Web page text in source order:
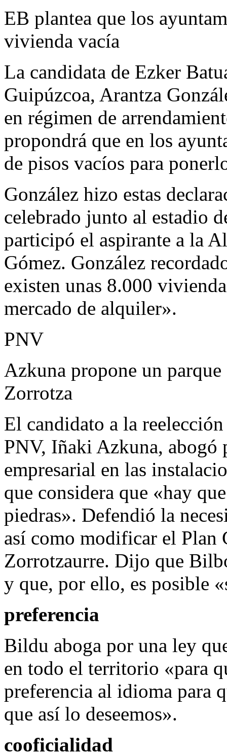
EB plantea que los
vivienda vacía
La candidata de Ezker
Guipúzcoa, Arantza
en régimen de
propondrá que en los
de pisos vacíos para
González hizo estas
celebrado junto al estadio
participó el aspirante a la
Gómez. González
existen unas 8.000
mercado de alquiler».
PNV
Azkuna propone un
Zorrotza
El candidato a la
PNV, Iñaki Azkuna, abogó
empresarial en las
que considera que «hay
piedras». Defendió la
así como modificar el Plan
Zorrotzaurre. Dijo que
y que, por ello, es posible
preferencia
Bildu aboga por una ley
en todo el territorio «para
preferencia al idioma para
que así lo deseemos».
cooficialidad